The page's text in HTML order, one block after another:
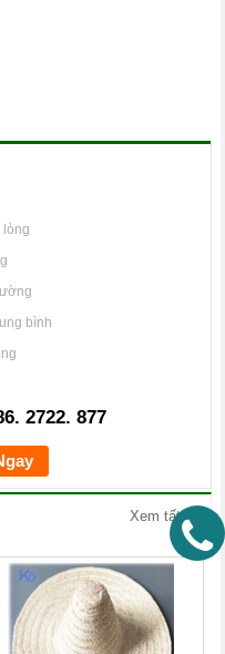
lòng
bình
2722. 877
Xem tất cả